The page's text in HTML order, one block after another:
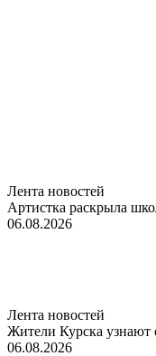
Лента новостей
Артистка раскрыла
06.08.2026
Лента новостей
Жители Курска
06.08.2026